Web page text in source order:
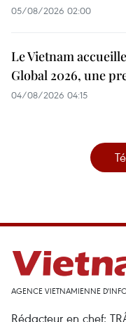
05/08/2026 02:00
Le Vietnam
Global 2026, une
04/08/2026 04:15
AGENCE VIETNAMIENNE
Rédacteur en chef: